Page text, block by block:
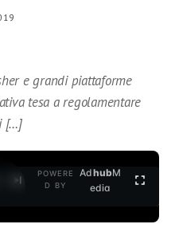
e grandi piattaforme
tesa a regolamentare
[…]
POWERE
D BY
AdhubM
edia